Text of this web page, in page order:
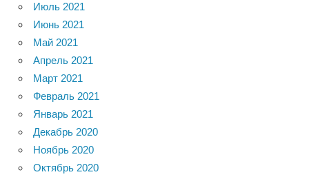
Июль 2021
Июнь 2021
Май 2021
Апрель 2021
Март 2021
Февраль 2021
Январь 2021
Декабрь 2020
Ноябрь 2020
Октябрь 2020